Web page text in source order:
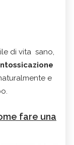
di vita sano,
e
fare una